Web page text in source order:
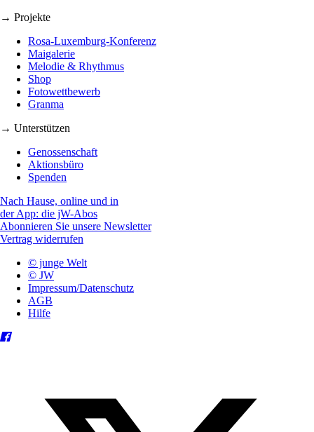
→ Projekte
Rosa-Luxemburg-Konferenz
Maigalerie
Melodie & Rhythmus
Shop
Fotowettbewerb
Granma
→ Unterstützen
Genossenschaft
Aktionsbüro
Spenden
Nach Hause, online und in
der App: die jW-Abos
Abonnieren Sie unsere Newsletter
Vertrag widerrufen
© junge Welt
© JW
Impressum/Datenschutz
AGB
Hilfe